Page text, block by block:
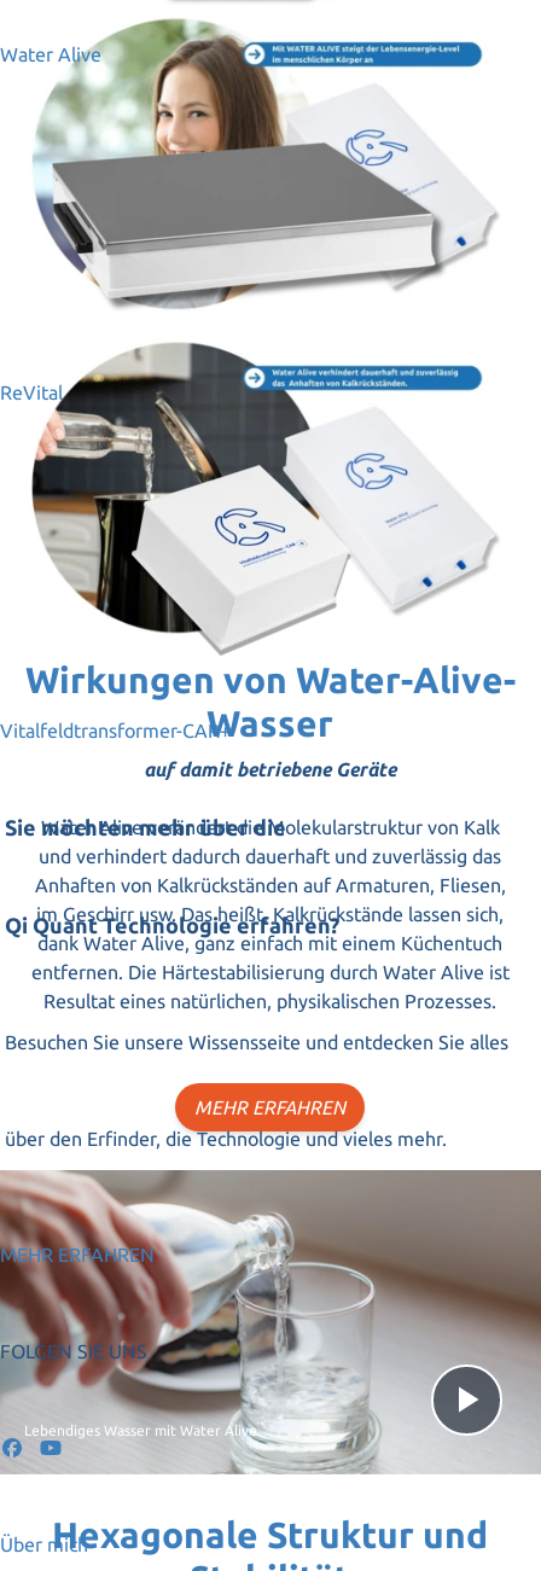
Water Alive
ReVital
Vitalfeldtransformer-CAR+
Sie möchten mehr über die
Qi Quant Technologie erfahren?
Besuchen Sie unsere Wissensseite und entdecken Sie alles
über den Erfinder, die Technologie und vieles mehr.
MEHR ERFAHREN
FOLGEN SIE UNS
Über mich
Wirkungen von Water-Alive-
Wasser
auf damit betriebene Geräte
Water Alive verändert die Molekularstruktur von Kalk
und verhindert dadurch dauerhaft und zuverlässig das
Anhaften von Kalkrückständen auf Armaturen, Fliesen,
im Geschirr usw. Das heißt, Kalkrückstände lassen sich,
dank Water Alive, ganz einfach mit einem Küchentuch
entfernen. Die Härtestabilisierung durch Water Alive ist
Resultat eines natürlichen, physikalischen Prozesses.
MEHR ERFAHREN
Lebendiges Wasser mit Water Alive
Hexagonale Struktur und